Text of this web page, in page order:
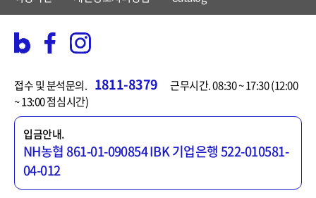
접수 및 분석문의. 1811-8379
근무시간. 08:30 ~ 17:30 (12:00
~ 13:00 점심시간)
입금안내.
NH농협 861-01-090854IBK 기업은행 522-010581-
04-012